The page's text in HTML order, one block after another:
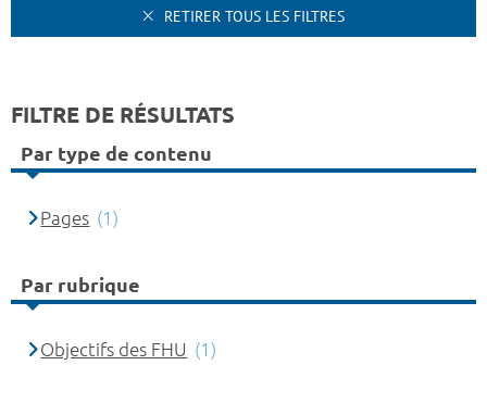
RETIRER TOUS LES FILTRES
FILTRE DE RÉSULTATS
Par type de contenu
Pages (1)
Par rubrique
Objectifs des FHU (1)